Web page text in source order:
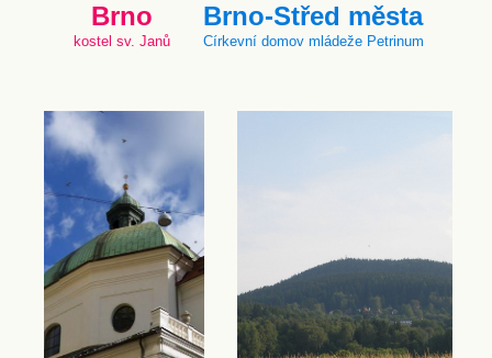
Brno
kostel sv. Janů
Brno-Střed města
Církevní domov mládeže Petrinum